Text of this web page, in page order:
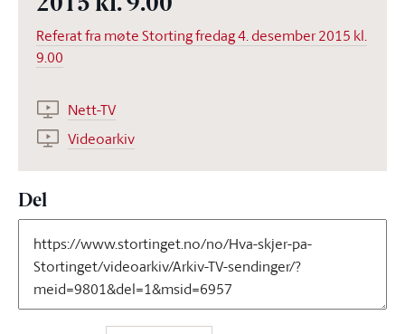
Referat fra møte Storting fredag 4. desember 2015 kl.
9.00
Nett-TV
Videoarkiv
Del